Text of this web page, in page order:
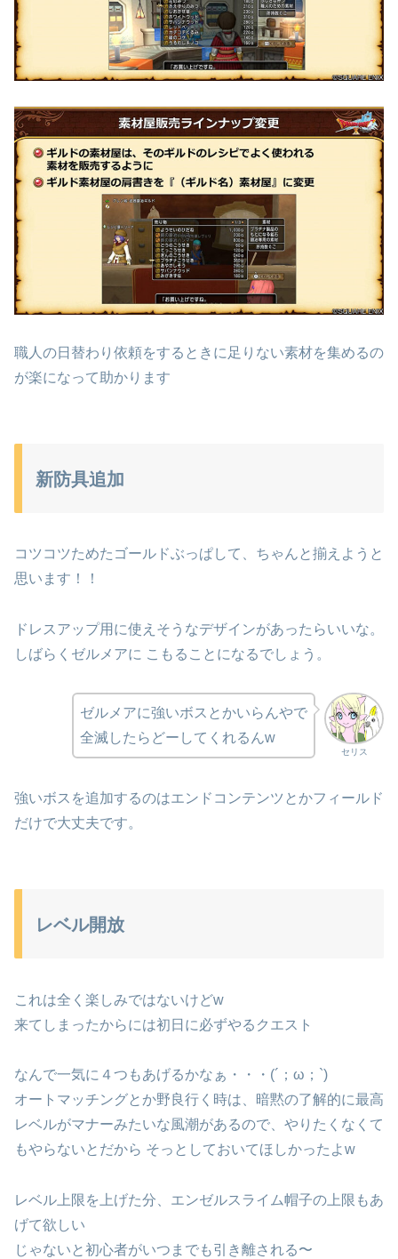
職人の日替わり依頼をするときに足りない素材を集めるの
が楽になって助かります
新防具追加
コツコツためたゴールドぶっぱして、ちゃんと揃えようと
思います！！
ドレスアップ用に使えそうなデザインがあったらいいな。
しばらくゼルメアに こもることになるでしょう。
セリス
ゼルメアに強いボスとかいらんやで
全滅したらどーしてくれるんw
強いボスを追加するのはエンドコンテンツとかフィールド
だけで大丈夫です。
レベル開放
これは全く楽しみではないけどw
来てしまったからには初日に必ずやるクエスト
なんで一気に４つもあげるかなぁ・・・(´；ω；`)
オートマッチングとか野良行く時は、暗黙の了解的に最高
レベルがマナーみたいな風潮があるので、やりたくなくて
もやらないとだから そっとしておいてほしかったよw
レベル上限を上げた分、エンゼルスライム帽子の上限もあ
げて欲しい
じゃないと初心者がいつまでも引き離される〜